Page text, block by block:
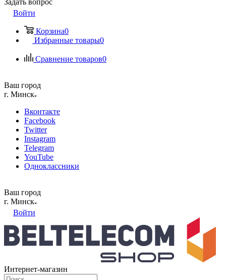
Задать вопрос
Войти
Корзина0
Избранные товары0
Сравнение товаров0
Ваш город
г. Минск
Вконтакте
Facebook
Twitter
Instagram
Telegram
YouTube
Одноклассники
Ваш город
г. Минск
Войти
Интернет-магазин